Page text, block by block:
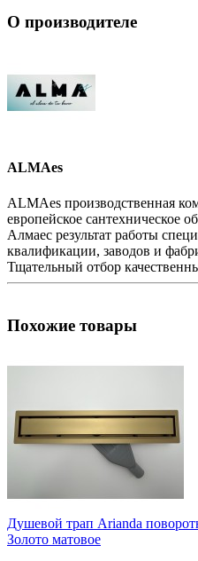
О производителе
ALMAes
ALMAes производственная
европейское сантехническое
Алмаес результат работы
квалификации, заводов и
Тщательный отбор
Похожие товары
Душевой трап Arianda
Золото матовое